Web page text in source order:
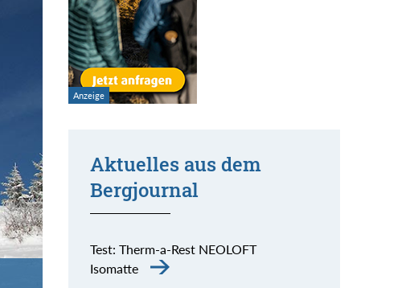
Aktuelles aus dem
Bergjournal
Test: Therm-a-Rest NEOLOFT
Isomatte